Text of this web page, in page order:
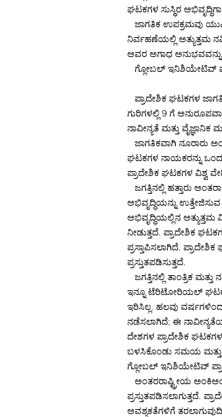
ಘಟಕಗಳ ಸುಸ್ಥಿರ
ಜಾಗತಿಕ ಉಪಕ್ರಮವು
ನಿರ್ವಹಣೆಯಲ್ಲಿ ಅತ್ಯುತ್ತಮ
ಅವರ ಅಗಾಧ
ಗ್ಲೋಬಲ್ ಇನಿಶಿಯೇಟಿವ್
ಪ್ರಾದೇಶಿಕ ಘಟಕಗಳ
ಗುರಿಗಳಲ್ಲಿ 9 ಗೆ
ನಾವೀನ್ಯತೆ ಮತ್ತು
ಜಾಗತಿಕವಾಗಿ ನೂರಾರು
ಘಟಕಗಳ ನಾಯಕರನ್ನು
ಪ್ರಾದೇಶಿಕ ಘಟಕಗಳ ವಿಶ್ವ
ಜಗತ್ತಿನಲ್ಲಿ ಹತ್ತಾರು
ಅಭಿವೃದ್ಧಿಯನ್ನು
ಅಭಿವೃದ್ಧಿಯಲ್ಲಿನ ಅತ್ಯುತ್ತಮ
ನೀಡುತ್ತದೆ. ಪ್ರಾದೇಶಿಕ
ಪ್ರಸ್ತಾಪಿಸಲಾಗಿದೆ.
ಪ್ರಸ್ತುತಪಡಿಸುತ್ತದೆ.
ಜಗತ್ತಿನಲ್ಲಿ ತಾಂತ್ರಿಕ
ಇನ್ನೂ ಟೆರಿಟೋರಿಯಲ್
ಇರಿಸಿಲ್ಲ. ಹಲವು ವರ್ಷಗಳಿಂದ,
ನಡೆಸಲಾಗಿದೆ; ಈ
ದೇಶಗಳ ಪ್ರಾದೇಶಿಕ
ಬಳಸಿಕೊಂಡು ಸಮಯ ಮತ್ತು
ಗ್ಲೋಬಲ್ ಇನಿಶಿಯೇಟಿವ್
ಅಂತರರಾಷ್ಟ್ರೀಯ
ಪ್ರಸ್ತುತಪಡಿಸಲಾಗುತ್ತದೆ.
ಅವಶ್ಯಕತೆಗಳಿಗೆ